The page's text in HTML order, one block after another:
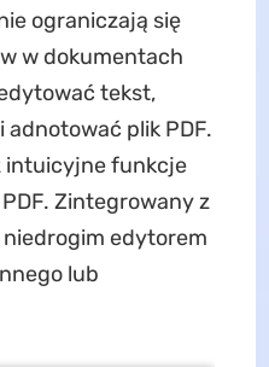
ograniczają się
w dokumentach
tekst,
plik PDF.
intuicyjne funkcje
Zintegrowany z
niedrogim edytorem
lub